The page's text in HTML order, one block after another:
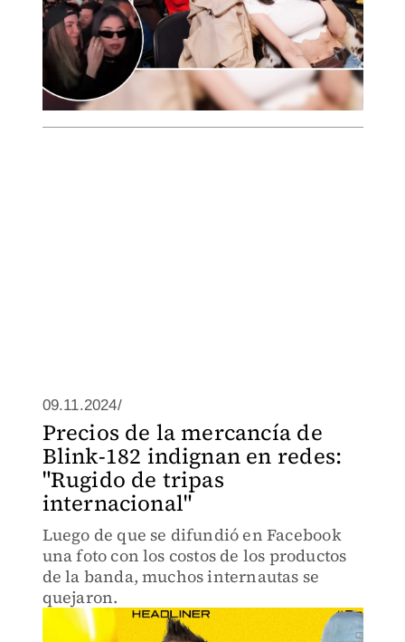
09.11.2024/
Precios de la mercancía de
Blink-182 indignan en redes:
"Rugido de tripas
internacional"
Luego de que se difundió en Facebook
una foto con los costos de los productos
de la banda, muchos internautas se
quejaron.